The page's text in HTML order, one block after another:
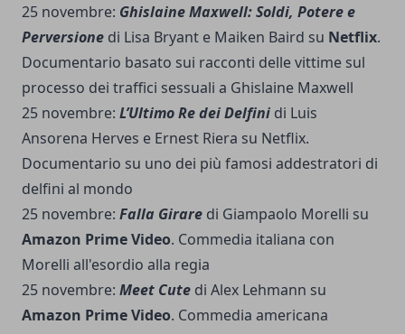
25 novembre: Ghislaine Maxwell: Soldi, Potere e
Perversione di Lisa Bryant e Maiken Baird su Netflix.
Documentario basato sui racconti delle vittime sul
processo dei traffici sessuali a Ghislaine Maxwell
25 novembre: L’Ultimo Re dei Delfini di Luis
Ansorena Herves e Ernest Riera su Netflix.
Documentario su uno dei più famosi addestratori di
delfini al mondo
25 novembre: Falla Girare di Giampaolo Morelli su
Amazon Prime Video. Commedia italiana con
Morelli all'esordio alla regia
25 novembre: Meet Cute di Alex Lehmann su
Amazon Prime Video. Commedia americana